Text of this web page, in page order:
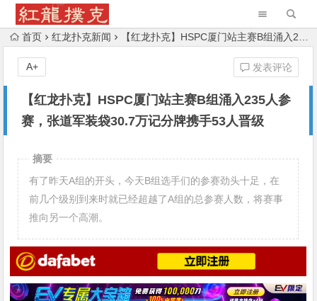
首页 红龙扑克新闻 【红龙扑克】HSPC厦门站主赛B组涌入235人参赛，张道军装袋30.7万记分牌携手53人晋级
【红龙扑克】HSPC厦门站主赛B组涌入235人参
赛，张道军装袋30.7万记分牌携手53人晋级
发表评论
A+
摘要
有了昨天A组的开头，今天B组选手们的参赛劲头十足，在
前几个级别到来时就已经超越了A组的总参赛人数，将赛事
推向另一个高潮。